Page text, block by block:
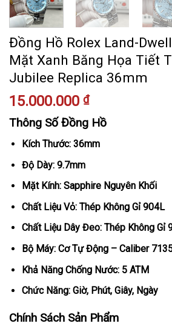
Đồng Hồ Rolex Land-
Mặt Xanh Băng Họa Tiết
Jubilee Replica 36mm
15.000.000 ₫
Thông Số Đồng Hồ
Kích Thước: 36mm
Độ Dày: 9.7mm
Mặt Kính: Sapphire Nguyên Khối
Chất Liệu Vỏ: Thép Không Gỉ 904L
Chất Liệu Dây Đeo: Thép Không Gỉ
Bộ Máy: Cơ Tự Động – Caliber
Khả Năng Chống Nước: 5 ATM
Chức Năng: Giờ, Phút, Giây, Ngày
Chính Sách Sản Phẩm